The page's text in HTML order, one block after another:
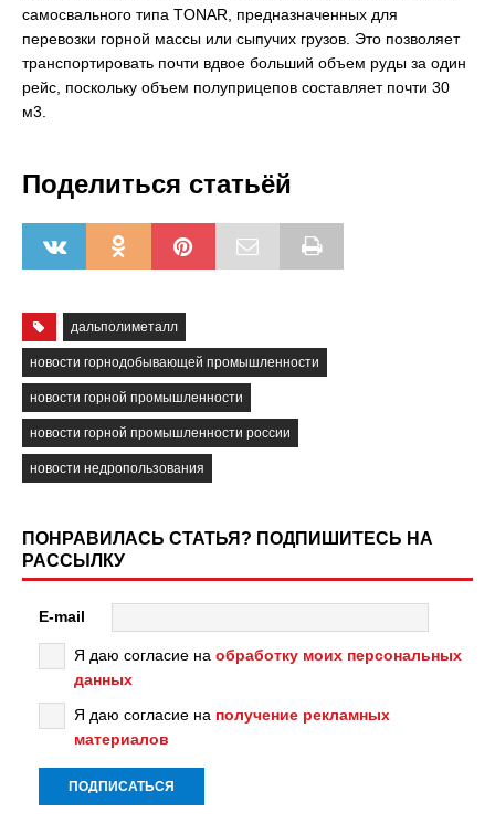
самосвального типа TONAR, предназначенных для
перевозки горной массы или сыпучих грузов. Это позволяет
транспортировать почти вдвое больший объем руды за один
рейс, поскольку объем полуприцепов составляет почти 30
м3.
Поделиться статьёй
дальполиметалл
новости горнодобывающей промышленности
новости горной промышленности
новости горной промышленности россии
новости недропользования
ПОНРАВИЛАСЬ СТАТЬЯ? ПОДПИШИТЕСЬ НА
РАССЫЛКУ
E-mail
Я даю согласие на обработку моих персональных
данных
Я даю согласие на получение рекламных
материалов